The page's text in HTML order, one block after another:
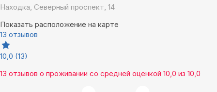
Находка, Северный проспект, 14
Показать расположение на карте
13 отзывов
10,0 (13)
13 отзывов о проживании со средней оценкой 10,0 из 10,0